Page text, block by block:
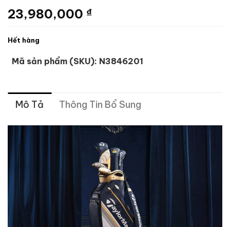
23,980,000 ₫
Hết hàng
Mã sản phẩm (SKU): N3846201
Mô Tả Thông Tin Bổ Sung